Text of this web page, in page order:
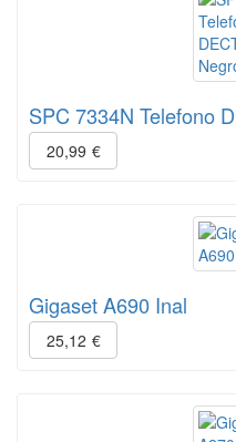
SPC 7334N Telefono
20,99 €
Gigaset A690 Inal
25,12 €